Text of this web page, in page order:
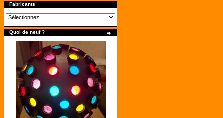
Fabricants
Quoi de neuf ?